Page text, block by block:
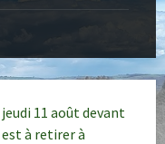
11 août devant
à retirer à